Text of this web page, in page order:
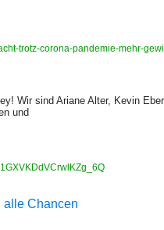
trotz-corona-pandemie-mehr-
Wir sind Ariane Alter, Kevin
und
alle Chancen